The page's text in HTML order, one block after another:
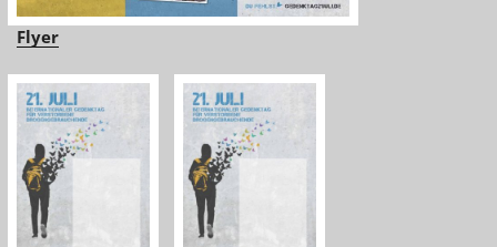
Flyer